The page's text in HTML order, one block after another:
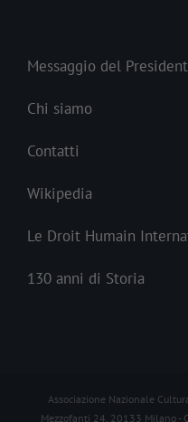
Messaggio del
Chi siamo
Contatti
Wikipedia
Le Droit Humain
130 anni di Storia
Associazione Nazionale
Mezzofanti 24, 20133 Milano -